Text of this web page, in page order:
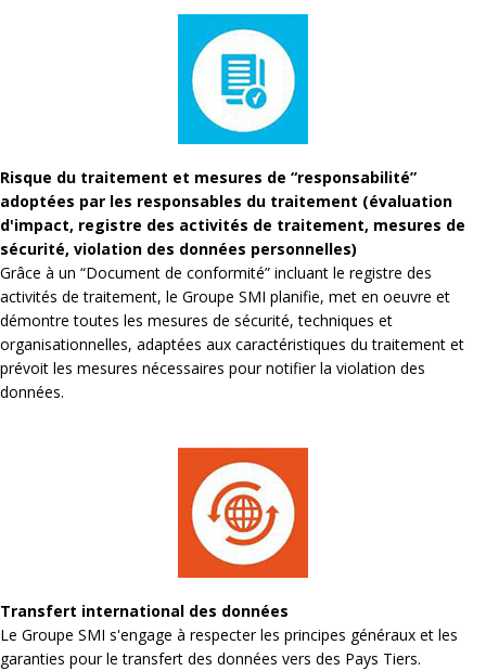
Risque du traitement et mesures de “responsabilité”
adoptées par les responsables du traitement (évaluation
d'impact, registre des activités de traitement, mesures de
sécurité, violation des données personnelles)
Grâce à un “Document de conformité” incluant le registre des
activités de traitement, le Groupe SMI planifie, met en oeuvre et
démontre toutes les mesures de sécurité, techniques et
organisationnelles, adaptées aux caractéristiques du traitement et
prévoit les mesures nécessaires pour notifier la violation des
données.
Transfert international des données
Le Groupe SMI s'engage à respecter les principes généraux et les
garanties pour le transfert des données vers des Pays Tiers.